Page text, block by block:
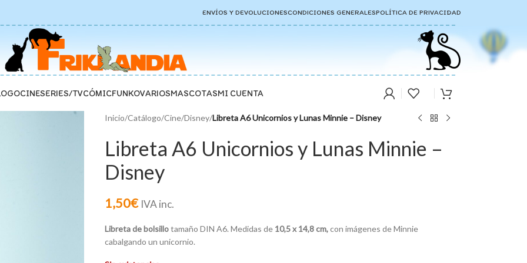
ENVÍOS Y DEVOLUCIONESCONDICIONES GENERALESPOLÍTICA DE PRIVACIDAD
CINESERIES/TVCÓMICFUNKOVARIOSMASCOTASMI CUENTA
Inicio/Catálogo/Cine/Disney/Libreta A6 Unicornios y Lunas Minnie – Disney
Libreta A6 Unicornios y Lunas Minnie –
Disney
1,50€ IVA inc.
Libreta de bolsillotamaño DIN A6. Medidas de 10,5 x 14,8 cm,con imágenes de Minnie
cabalgando un unicornio.